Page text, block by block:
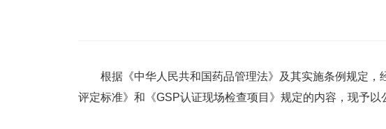
根据《中华人民共和国药品管理法》及其实施条例规定，
评定标准》和《GSP认证现场检查项目》规定的内容，现予以